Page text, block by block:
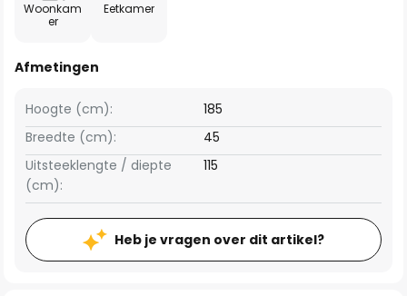
Woonkam
er
Eetkamer
Afmetingen
Breedte (cm): 45
Hoogte (cm): 185
Uitsteeklengte / diepte
(cm):
115
Heb je vragen over dit artikel?